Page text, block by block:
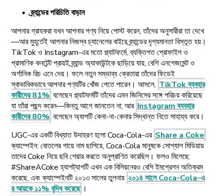
ব্র্যান্ডের পরিচিতি বাড়ান
আপনার গ্রাহকরা যখন আপনার পণ্য নিয়ে পোস্ট করেন, তাঁদের অনুসারীরা তা দেখে
—আর মুহূর্তেই আপনার নিজস্ব চ্যানেলের বাইরে ব্র্যান্ডের দৃশ্যমানতা বিস্তৃত হয়।
TikTok ও Instagram-এর মতো প্ল্যাটফর্মে, ব্যক্তিগত প্রোফাইল ও
প্রামাণিক কনটেন্ট প্রায়ই ব্র্যান্ড অ্যাকাউন্টকে ছাড়িয়ে যায়, বেশি এনগেজমেন্ট ও
অর্গানিক রিচ এনে দেয়। ফলে নতুন সম্ভাব্য ক্রেতারা তাঁদের ফিডেই
স্বাভাবিকভাবে আপনার পণ্যটির খোঁজ পেতে পারেন। আসলে, TikTok ব্যবহার
কারীদের 81% বলেছেন প্ল্যাটফর্মটি তাঁদের এমন জিনিসের সঙ্গে পরিচয় করিয়েছে
যা তাঁরা পছন্দ করেন—কিন্তু আগে জানতেন না; আর Instagram ব্যবহার
কারীদের 80% বলেছেন অ্যাপটি কেনা-না-কেনার সিদ্ধান্ত নিতে সাহায্য করে।
UGC-এর একটি বিখ্যাত উদাহরণ হলো Coca-Cola-এর Share a Coke
ক্যাম্পেইন: বোতলের গায়ে নাম ছাপিয়ে, Coca-Cola মানুষকে সোশ্যাল মিডিয়ায়
তাদের Coke নিয়ে ছবি শেয়ার করতে অনুপ্রাণিত করেছিল। ফলও মিলেছে:
#ShareACoke হ্যাশট্যাগটি এখন এক বিলিয়নেরও বেশি ইমপ্রেশন অতিক্রম
করেছে, এবং ক্যাম্পেইনটি ২০১৩ সালের তুলনায় ২০১৪ সালে Coca-Cola-এ
র আয়কে ১১% বৃদ্ধি করেছে ।